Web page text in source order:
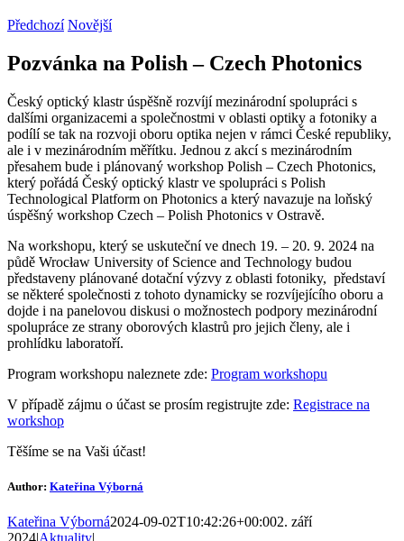
Předchozí Novější
Pozvánka na Polish – Czech Photonics
Český optický klastr úspěšně rozvíjí mezinárodní spolupráci s
dalšími organizacemi a společnostmi v oblasti optiky a fotoniky a
podílí se tak na rozvoji oboru optika nejen v rámci České republiky,
ale i v mezinárodním měřítku. Jednou z akcí s mezinárodním
přesahem bude i plánovaný workshop Polish – Czech Photonics,
který pořádá Český optický klastr ve spolupráci s Polish
Technological Platform on Photonics a který navazuje na loňský
úspěšný workshop Czech – Polish Photonics v Ostravě.
Na workshopu, který se uskuteční ve dnech 19. – 20. 9. 2024 na
půdě Wrocław University of Science and Technology budou
představeny plánované dotační výzvy z oblasti fotoniky, představí
se některé společnosti z tohoto dynamicky se rozvíjejícího oboru a
dojde i na panelovou diskusi o možnostech podpory mezinárodní
spolupráce ze strany oborových klastrů pro jejich členy, ale i
prohlídku laboratoří.
Program workshopu naleznete zde: Program workshopu
V případě zájmu o účast se prosím registrujte zde: Registrace na
workshop
Těšíme se na Vaši účast!
Author: Kateřina Výborná
Kateřina Výborná2024-09-02T10:42:26+00:002. září
2024|Aktuality|